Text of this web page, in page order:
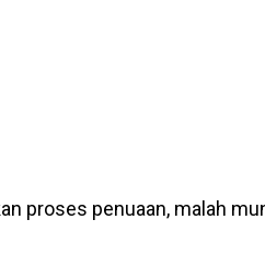
proses penuaan, malah